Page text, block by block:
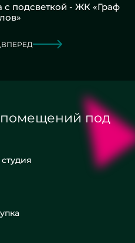
с подсветкой - ЖК «Граф
ВПЕРЕД
под